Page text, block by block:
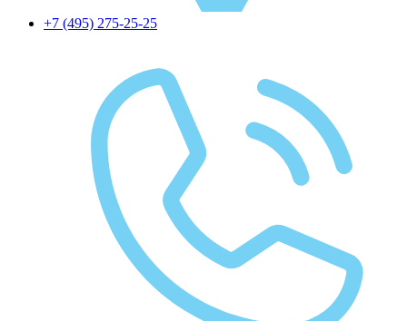
+7 (495) 275-25-25